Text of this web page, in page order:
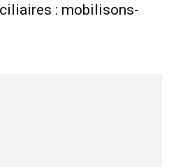
: mobilisons-